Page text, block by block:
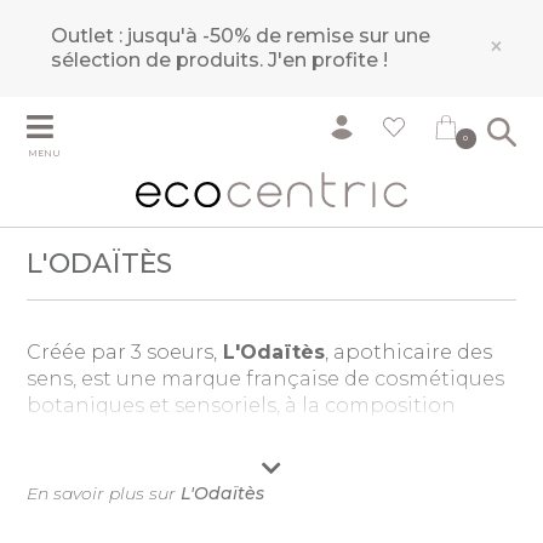
Outlet : jusqu'à -50% de remise sur une
sélection de produits.J'en profite ! ×
MENU
0
L'ODAÏTÈS
Créée par 3 soeurs, L'Odaïtès, apothicaire des
sens, est une marque française de cosmétiques
botaniques et sensoriels, à la composition
subliment la peau tout en enivrant
les sens.
En savoir plus sur L'Odaïtès